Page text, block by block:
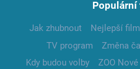
Populární
Jak zhubnout Nejlepší
TV program
Změna
Kdy budou volby
ZOO